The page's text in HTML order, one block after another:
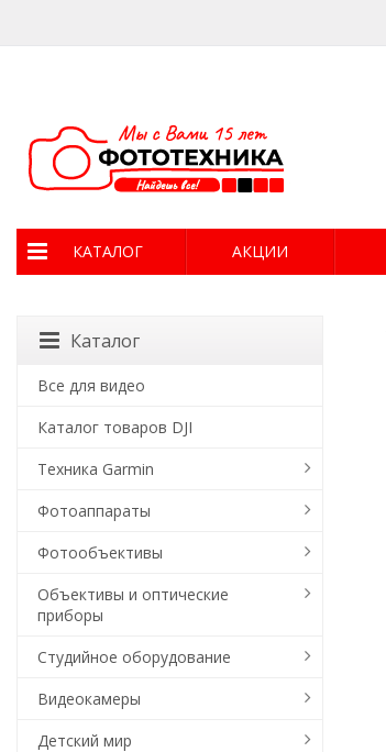
КАТАЛОГ АКЦИИ
Каталог
Все для видео
Каталог товаров DJI
Техника Garmin
Фотоаппараты
Фотообъективы
Объективы и оптические
приборы
Студийное оборудование
Видеокамеры
Детский мир